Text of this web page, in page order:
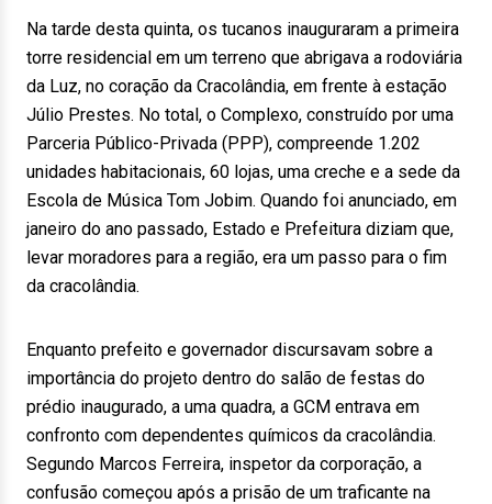
Na tarde desta quinta, os tucanos inauguraram a primeira
torre residencial em um terreno que abrigava a rodoviária
da Luz, no coração da Cracolândia, em frente à estação
Júlio Prestes. No total, o Complexo, construído por uma
Parceria Público-Privada (PPP), compreende 1.202
unidades habitacionais, 60 lojas, uma creche e a sede da
Escola de Música Tom Jobim. Quando foi anunciado, em
janeiro do ano passado, Estado e Prefeitura diziam que,
levar moradores para a região, era um passo para o fim
da cracolândia.
Enquanto prefeito e governador discursavam sobre a
importância do projeto dentro do salão de festas do
prédio inaugurado, a uma quadra, a GCM entrava em
confronto com dependentes químicos da cracolândia.
Segundo Marcos Ferreira, inspetor da corporação, a
confusão começou após a prisão de um traficante na